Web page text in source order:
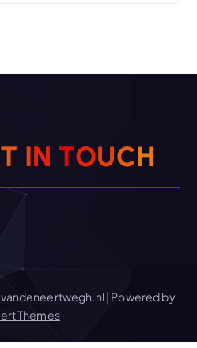
T IN TOUCH
| Powered by
Themes